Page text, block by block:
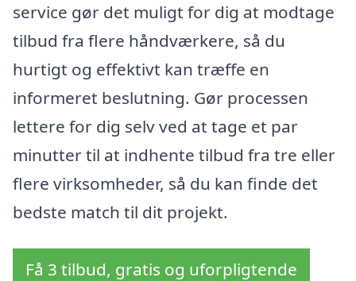
service gør det muligt for dig at modtage
tilbud fra flere håndværkere, så du
hurtigt og effektivt kan træffe en
informeret beslutning. Gør processen
lettere for dig selv ved at tage et par
minutter til at indhente tilbud fra tre eller
flere virksomheder, så du kan finde det
bedste match til dit projekt.
Få 3 tilbud, gratis og uforpligtende